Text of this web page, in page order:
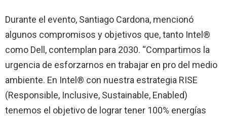
Durante el evento, Santiago Cardona, mencionó
algunos compromisos y objetivos que, tanto Intel®
como Dell, contemplan para 2030. “Compartimos la
urgencia de esforzarnos en trabajar en pro del medio
ambiente. En Intel® con nuestra estrategia RISE
(Responsible, Inclusive, Sustainable, Enabled)
tenemos el objetivo de lograr tener 100% energías